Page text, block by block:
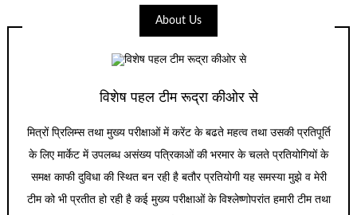
About Us
विशेष पहल टीम रूद्रा कीओर से
मित्रों प्रिलिम्स तथा मुख्य परीक्षाओं में करेंट के बढते महत्व तथा उसकी प्रतिपूर्ति
के लिए मार्केट में उपलब्ध असंख्य पत्रिकाओं की भरमार के चलते प्रतियोगियों के
समक्ष काफी दुविधा की स्थित बन रही है बतौर प्रतियोगी यह समस्या मुझे व मेरी
टीम को भी प्रतीत हो रही है कई मुख्य परीक्षाओं के विश्लेष्णोपरांत हमारी टीम तथा